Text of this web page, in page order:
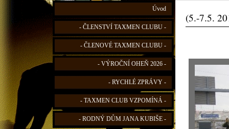
Úvod
- ČLENSTVÍ TAXMEN CLUBU -
- ČLENOVÉ TAXMEN CLUBU -
- VÝROČNÍ OHEŇ 2026 -
- RYCHLÉ ZPRÁVY -
- TAXMEN CLUB VZPOMÍNÁ -
- RODNÝ DŮM JANA KUBIŠE -
(5.-7.5.